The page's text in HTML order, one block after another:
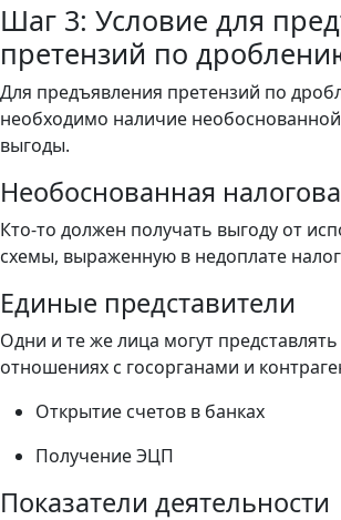
Шаг 3: Условие для
претензий по
Для предъявления претензий по
необходимо наличие
выгоды.
Необоснованная
Кто-то должен получать выгоду от
схемы, выраженную в недоплате
Единые представители
Одни и те же лица могут
отношениях с госорганами и
Открытие счетов в банках
Получение ЭЦП
Показатели деятельности